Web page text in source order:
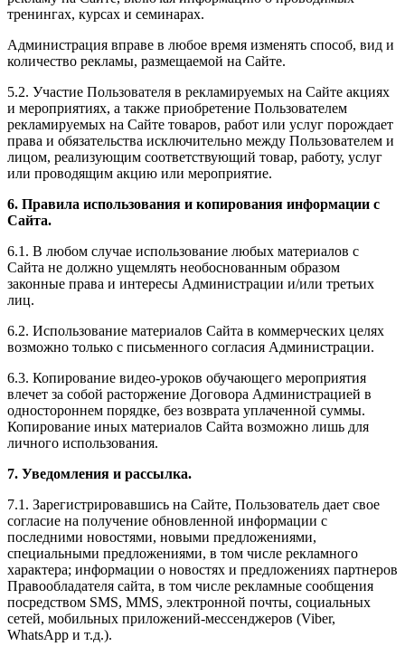
тренингах, курсах и семинарах.
Администрация вправе в любое время изменять способ, вид и
количество рекламы, размещаемой на Сайте.
5.2. Участие Пользователя в рекламируемых на Сайте акциях
и мероприятиях, а также приобретение Пользователем
рекламируемых на Сайте товаров, работ или услуг порождает
права и обязательства исключительно между Пользователем и
лицом, реализующим соответствующий товар, работу, услуг
или проводящим акцию или мероприятие.
6. Правила использования и копирования информации с
Сайта.
6.1. В любом случае использование любых материалов с
Сайта не должно ущемлять необоснованным образом
законные права и интересы Администрации и/или третьих
лиц.
6.2. Использование материалов Сайта в коммерческих целях
возможно только с письменного согласия Администрации.
6.3. Копирование видео-уроков обучающего мероприятия
влечет за собой расторжение Договора Администрацией в
одностороннем порядке, без возврата уплаченной суммы.
Копирование иных материалов Сайта возможно лишь для
личного использования.
7. Уведомления и рассылка.
7.1. Зарегистрировавшись на Сайте, Пользователь дает свое
согласие на получение обновленной информации с
последними новостями, новыми предложениями,
специальными предложениями, в том числе рекламного
характера; информации о новостях и предложениях партнеров
Правообладателя сайта, в том числе рекламные сообщения
посредством SMS, MMS, электронной почты, социальных
сетей, мобильных приложений-мессенджеров (Viber,
WhatsApp и т.д.).